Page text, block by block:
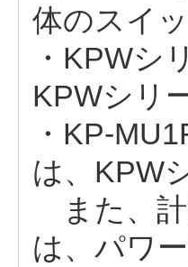
体のスイ
・KPWシ
KPWシリ
・KP-
は、KPW
また、計
は、パワ